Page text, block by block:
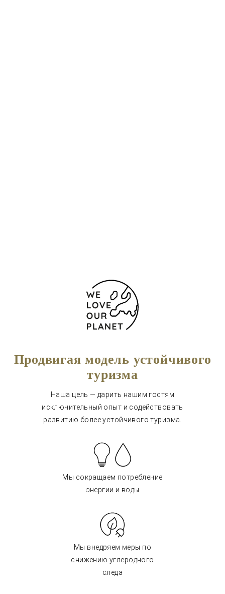
Продвигая модель устойчивого
туризма
Наша цель — дарить нашим гостям
исключительный опыт и содействовать
развитию более устойчивого туризма.
Мы сокращаем потребление
энергии и воды
Мы внедряем меры по
снижению углеродного
следа